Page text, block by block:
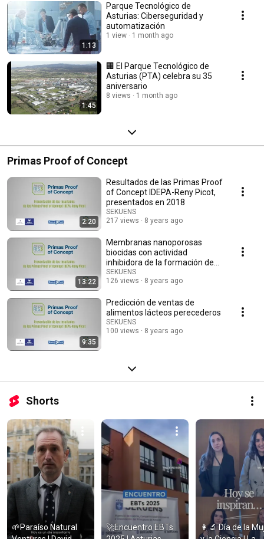
1:13
Parque Tecnológico de
Asturias: Ciberseguridad y
automatización
1 view 1 month ago
1:45
🏢 El Parque Tecnológico de
Asturias (PTA) celebra su 35
aniversario
8 views 1 month ago
Primas Proof of Concept
2:20
Resultados de las Primas Proof
of Concept IDEPA-Reny Picot,
presentados en 2018
SEKUENS
217 views
8 years ago
13:22
Membranas nanoporosas
biocidas con actividad
inhibidora de la formación de
biofilms
SEKUENS
126 views
8 years ago
9:35
Predicción de ventas de
alimentos lácteos perecederos
SEKUENS
100 views
8 years ago
Shorts
🌱Paraíso Natural
🚀Encuentro EBTs
👩‍🔬​ Día de la